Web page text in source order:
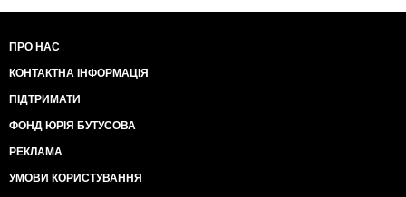
ПРО НАС
КОНТАКТНА ІНФОРМАЦІЯ
ПІДТРИМАТИ
ФОНД ЮРІЯ БУТУСОВА
РЕКЛАМА
УМОВИ КОРИСТУВАННЯ